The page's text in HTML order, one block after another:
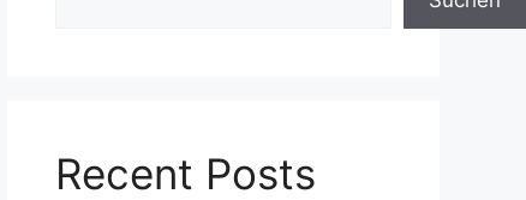
Recent Posts